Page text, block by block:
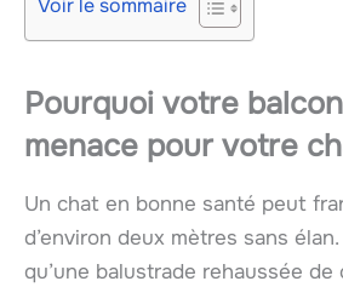
Voir le sommaire
Pourquoi votre
menace pour votre
Un chat en bonne santé peut
d’environ deux mètres sans
qu’une balustrade rehaussée de